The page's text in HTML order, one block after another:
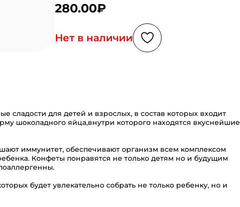
280.00₽
Нет в наличии
сладости для детей и взрослых, в состав которых входит
шоколадного яйца,внутри которого находятся вкуснейшие
иммунитет, обеспечивают организм всем комплексом
Конфеты понравятся не только детям но и будущим
будет увлекательно собрать не только ребенку, но и